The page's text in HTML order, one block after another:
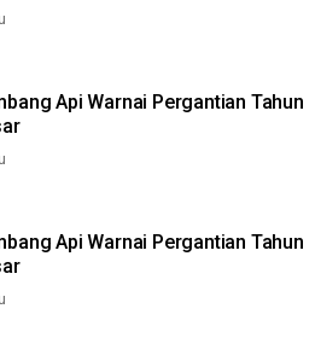
Api Warnai Pergantian Tahun
Api Warnai Pergantian Tahun